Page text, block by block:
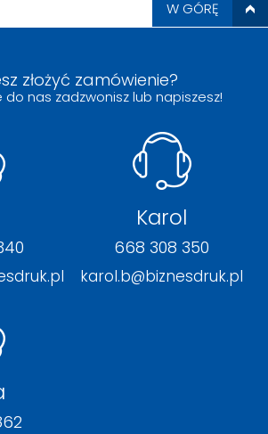
W GÓRĘ
złożyć zamówienie?
do nas zadzwonisz lub napiszesz!
Karol
668 308 350
karol.b@biznesdruk.pl